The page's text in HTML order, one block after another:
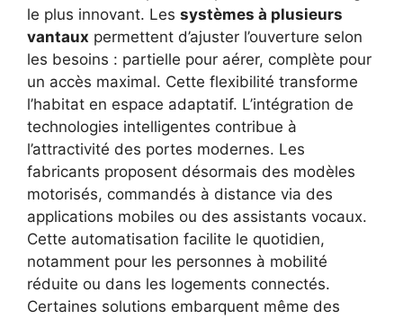
le plus innovant. Les systèmes à plusieurs
vantaux permettent d’ajuster l’ouverture selon
les besoins : partielle pour aérer, complète pour
un accès maximal. Cette flexibilité transforme
l’habitat en espace adaptatif. L’intégration de
technologies intelligentes contribue à
l’attractivité des portes modernes. Les
fabricants proposent désormais des modèles
motorisés, commandés à distance via des
applications mobiles ou des assistants vocaux.
Cette automatisation facilite le quotidien,
notamment pour les personnes à mobilité
réduite ou dans les logements connectés.
Certaines solutions embarquent même des